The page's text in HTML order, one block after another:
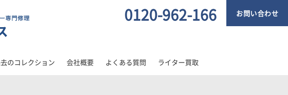
お問い合わせ
0120-962-166
のコレクション 会社概要 よくある質問 ライター買取